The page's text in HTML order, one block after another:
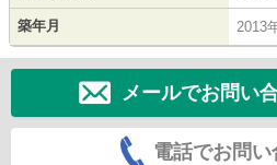
築年月 2013
メールでお問い
電話でお問